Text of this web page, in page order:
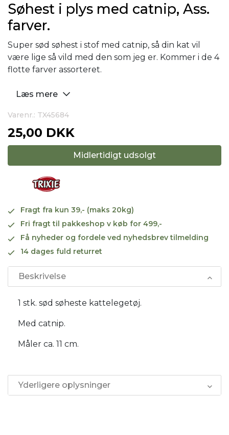
Søhest i plys med catnip, Ass.
farver.
Super sød søhest i stof med catnip, så din kat vil
være lige så vild med den som jeg er. Kommer i de 4
flotte farver assorteret.
Læs mere
Varenr.: TX45684
25,00 DKK
Midlertidigt udsolgt
Fragt fra kun 39,- (maks 20kg)
Fri fragt til pakkeshop v køb for 499,-
Få nyheder og fordele ved nyhedsbrev tilmelding
14 dages fuld returret
Beskrivelse
1 stk. sød søheste kattelegetøj.
Med catnip.
Måler ca. 11 cm.
Yderligere oplysninger